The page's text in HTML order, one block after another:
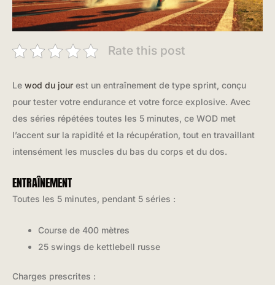
Rate this post
Le wod du jour est un entraînement de type sprint, conçu
pour tester votre endurance et votre force explosive. Avec
des séries répétées toutes les 5 minutes, ce WOD met
l’accent sur la rapidité et la récupération, tout en travaillant
intensément les muscles du bas du corps et du dos.
ENTRAÎNEMENT
Toutes les 5 minutes, pendant 5 séries :
Course de 400 mètres
25 swings de kettlebell russe
Charges prescrites :